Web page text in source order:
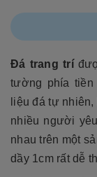
Đá trang trí
tường phía tiền
liệu đá tự
nhiều người
nhau trên một
dầy 1cm rất dễ